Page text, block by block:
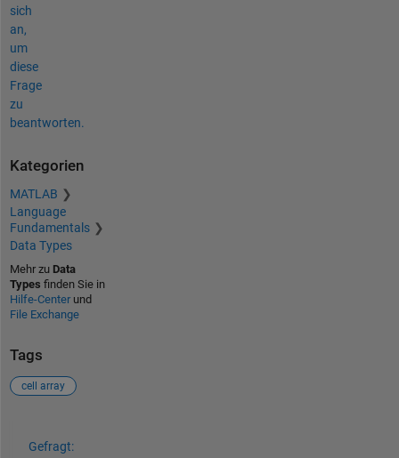
sich
an,
um
diese
Frage
zu
beantworten.
Kategorien
MATLAB
Language
Fundamentals
Data Types
Mehr zu Data
Types finden Sie in
Hilfe-Centerund
File Exchange
Tags
cell array
Gefragt: